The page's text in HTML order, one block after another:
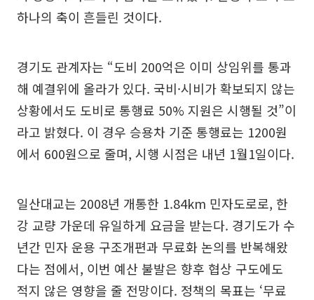
하나의 축이 흔들린 것이다.
경기도 관계자는 “도비 200억은 이미 상임위를 통과
해 예결위에 올라가 있다. 국비·시비가 확보되지 않는
상황에서도 도비로 통행료 50% 지원은 시행될 것”이
라고 밝혔다. 이 경우 승용차 기준 통행료는 1200원
에서 600원으로 줄며, 시행 시점은 내년 1월1일이다.
일산대교는 2008년 개통한 1.84km 민자도로로, 한
강 교량 가운데 유일하게 요금을 받는다. 경기도가 수
년간 민자 운용 구조개편과 무료화 논의를 반복해왔
다는 점에서, 이번 예산 불발은 향후 협상 구도에도
적지 않은 영향을 줄 전망이다. 정책의 목표는 ‘무료